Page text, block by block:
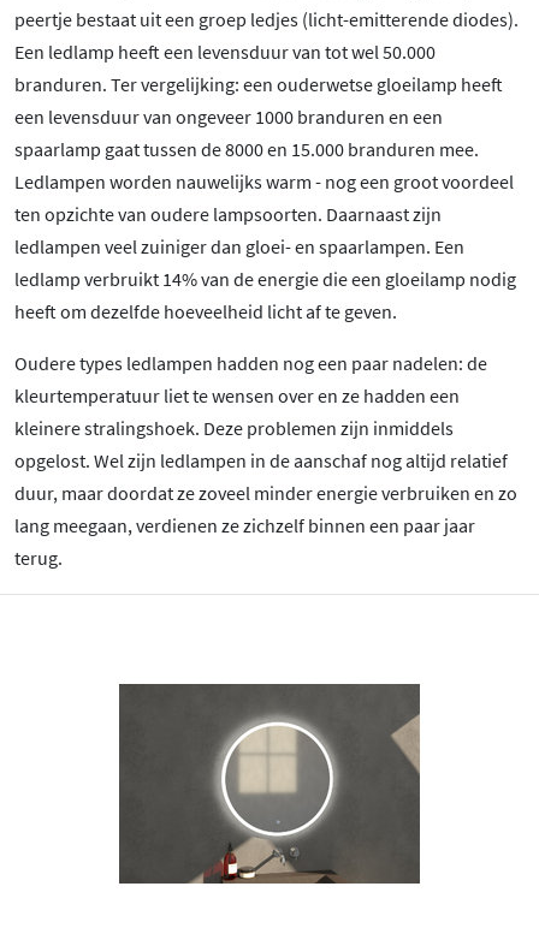
peertje bestaat uit een groep ledjes (licht-emitterende diodes).
Een ledlamp heeft een levensduur van tot wel 50.000
branduren. Ter vergelijking: een ouderwetse gloeilamp heeft
een levensduur van ongeveer 1000 branduren en een
spaarlamp gaat tussen de 8000 en 15.000 branduren mee.
Ledlampen worden nauwelijks warm - nog een groot voordeel
ten opzichte van oudere lampsoorten. Daarnaast zijn
ledlampen veel zuiniger dan gloei- en spaarlampen. Een
ledlamp verbruikt 14% van de energie die een gloeilamp nodig
heeft om dezelfde hoeveelheid licht af te geven.
Oudere types ledlampen hadden nog een paar nadelen: de
kleurtemperatuur liet te wensen over en ze hadden een
kleinere stralingshoek. Deze problemen zijn inmiddels
opgelost. Wel zijn ledlampen in de aanschaf nog altijd relatief
duur, maar doordat ze zoveel minder energie verbruiken en zo
lang meegaan, verdienen ze zichzelf binnen een paar jaar
terug.